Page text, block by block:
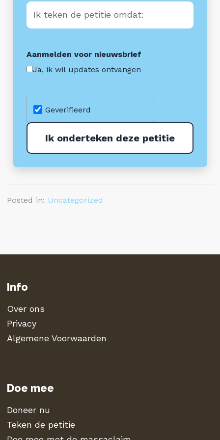
Ik teken de petitie omdat:
Aanmelden voor nieuwsbrief
Ja, ik wil updates ontvangen
Geverifieerd
Posted in: Uncategorized
Info
Over ons
Privacy
Algemene Voorwaarden
Doe mee
Doneer nu
Teken de petitie